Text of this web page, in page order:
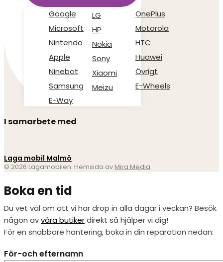
Google
Microsoft
Nintendo
Apple
Ninebot
Samsung
E-Way
LG
HP
Nokia
Sony
Xiaomi
Meizu
OnePlus
Motorola
HTC
Huawei
Övrigt
E-Wheels
I samarbete med
Laga mobil Malmö
© 2026 Lagamobilen. Hemsida av Mira Media.
Boka en tid
Du vet väl om att vi har drop in alla dagar i veckan? Besök
någon avvåra butikerdirekt så hjälper vi dig!
För en snabbare hantering, boka in din reparation nedan:
För-och efternamn